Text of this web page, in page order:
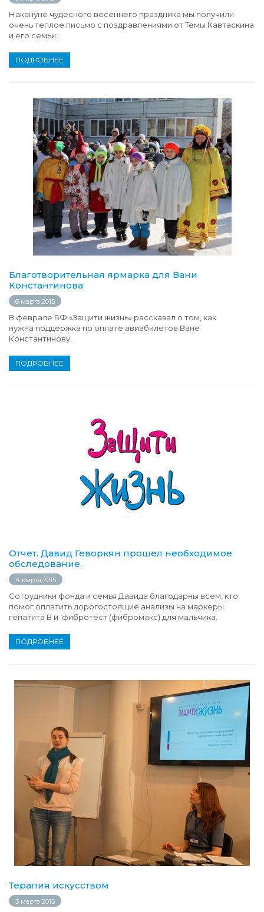
Накануне чудесного весеннего праздника мы получили
очень теплое письмо с поздравлениями от Темы Кавтаскина
и его семьи:
ПОДРОБНЕЕ
Благотворительная ярмарка для Вани
Константинова
6 марта 2015
В феврале БФ «Защити жизнь» рассказал о том, как
нужна поддержка по оплате авиабилетов Ване
Константинову.
ПОДРОБНЕЕ
Отчет. Давид Геворкян прошел необходимое
обследование.
4 марта 2015
Сотрудники фонда и семья Давида благодарны всем, кто
помог оплатить дорогостоящие анализы на маркеры
гепатита В и фибротест (фибромакс) для мальчика.
ПОДРОБНЕЕ
Терапия искусством
3 марта 2015